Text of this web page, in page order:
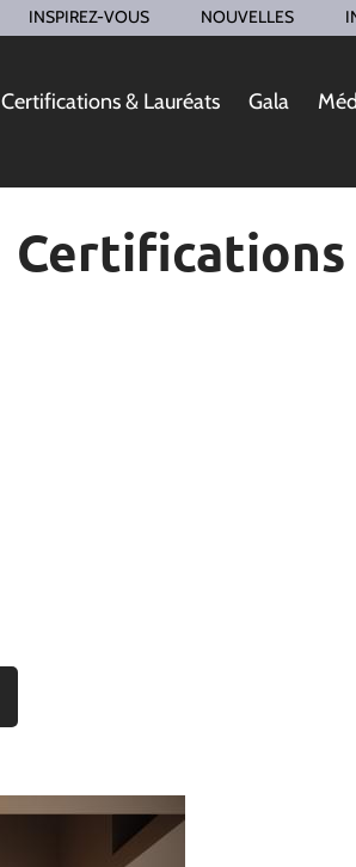
INSPIREZ-VOUS NOUVELLES
Certifications & Lauréats Gala
Certifications